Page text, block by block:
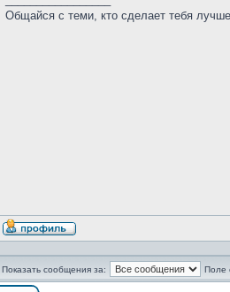
Общайся с теми, кто сделает тебя
Показать сообщения за: Поле